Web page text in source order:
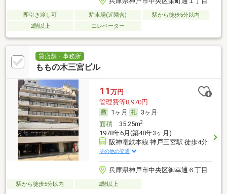
即引き渡し可 駐車場(近隣含)
駅から徒歩5分以内
2階以上
エレベーター
貸店舗・事務所
ももの木三宮ビル
11 万円
管理費等8,970円
1ヶ月
3ヶ月
面積35.25m2
1978年6月(築48年3ヶ月)
阪神電鉄本線 神戸三宮駅 徒歩4分
その他の交通
兵庫県神戸市中央区御幸通６丁目
駅から徒歩5分以内 2階以上